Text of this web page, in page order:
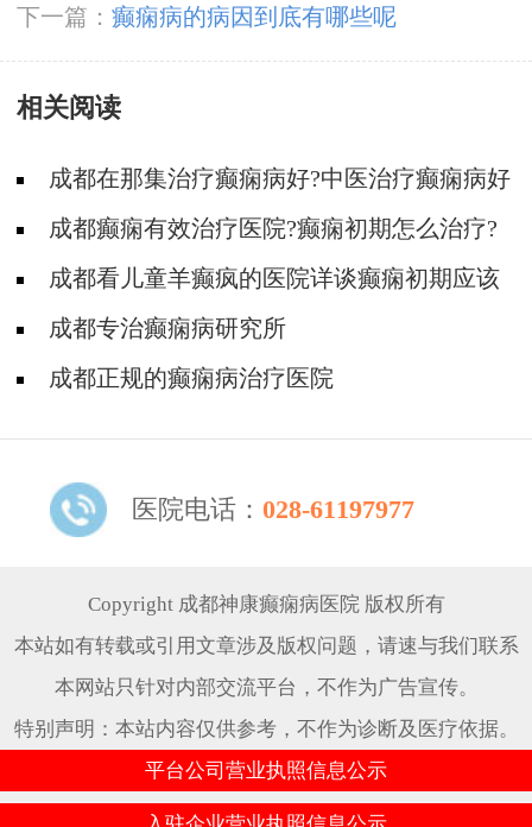
下一篇： 癫痫病的病因到底有哪些呢
相关阅读
成都在那集治疗癫痫病好?中医治疗癫痫病好
吗?成都癫痫有效治疗医院?癫痫初期怎么治疗?
成都看儿童羊癫疯的医院详谈癫痫初期应该
怎么治疗?
成都专治癫痫病研究所
成都正规的癫痫病治疗医院
医院电话： 028-61197977
Copyright 成都神康癫痫病医院 版权所有
本站如有转载或引用文章涉及版权问题，请速与我们联系
本网站只针对内部交流平台，不作为广告宣传。
特别声明：本站内容仅供参考，不作为诊断及医疗依据。
平台公司营业执照信息公示